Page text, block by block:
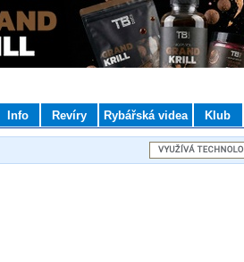
Info Revíry Rybářská videa Klub